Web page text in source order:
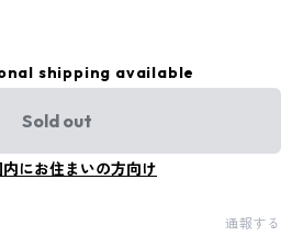
shipping available
Sold out
内にお住まいの方向け
通報する